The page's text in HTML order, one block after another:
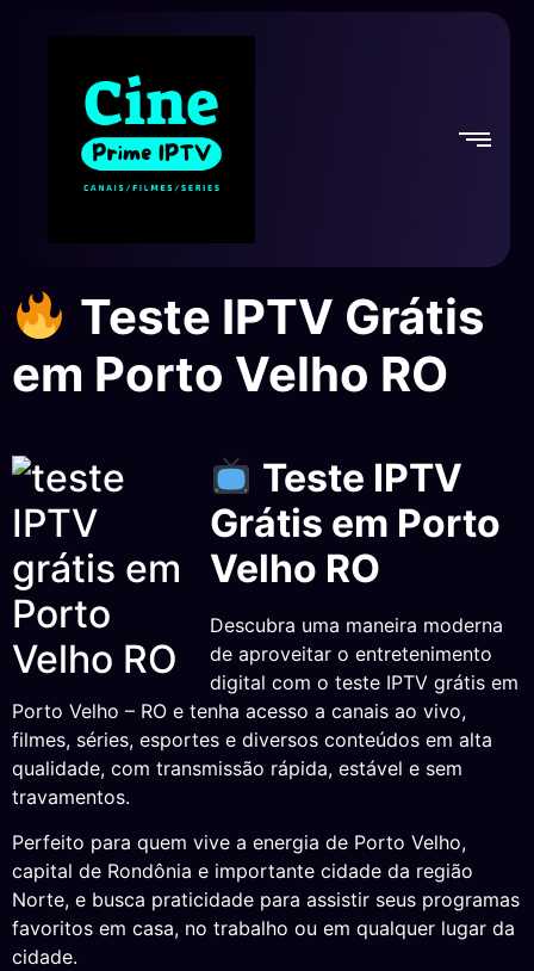
Teste IPTV Grátis
em Porto Velho RO
Teste IPTV
Grátis em Porto
Velho RO
Descubra uma maneira moderna
de aproveitar o entretenimento
digital com o teste IPTV grátis em
Porto Velho – RO e tenha acesso a canais ao vivo,
filmes, séries, esportes e diversos conteúdos em alta
qualidade, com transmissão rápida, estável e sem
travamentos.
Perfeito para quem vive a energia de Porto Velho,
capital de Rondônia e importante cidade da região
Norte, e busca praticidade para assistir seus programas
favoritos em casa, no trabalho ou em qualquer lugar da
cidade.